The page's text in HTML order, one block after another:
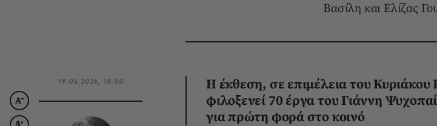
Βασίλη και Ελίζας
19.05.2026, 18:00
Η έκθεση, σε επιμέλεια του
φιλοξενεί 70 έργα του Γιάννη
για πρώτη φορά στο κοινό